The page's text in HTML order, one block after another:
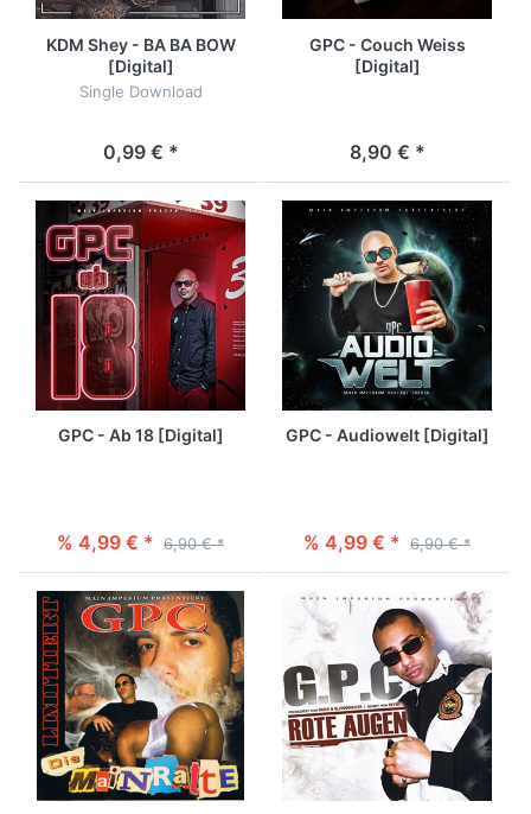
KDM Shey - BA BA BOW
[Digital]
Single Download
0,99 € *
GPC - Couch Weiss
[Digital]
8,90 € *
GPC - Ab 18 [Digital]
% 4,99 € * 6,90 € *
GPC - Audiowelt [Digital]
% 4,99 € * 6,90 € *